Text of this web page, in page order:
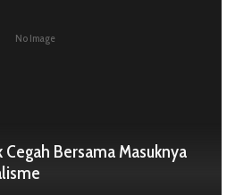
No Image
Cegah Bersama Masuknya